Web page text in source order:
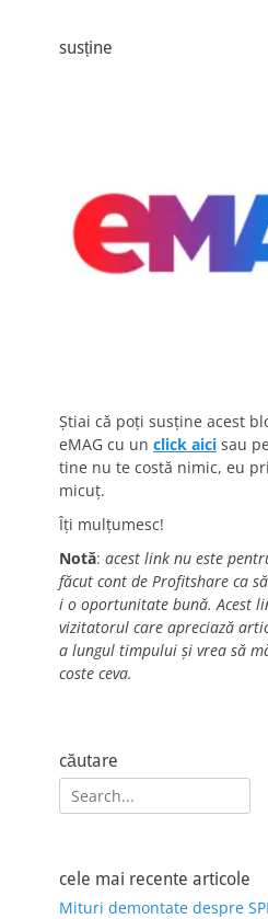
susține
Știai că poți susține acest
eMAG cu un click aici sau
tine nu te costă nimic, eu
micuț.
Îți mulțumesc!
Notă: acest link nu este
făcut cont de Profitshare ca
i o oportunitate bună. Acest
vizitatorul care apreciază
a lungul timpului și vrea să
coste ceva.
căutare
Search
for:
cele mai recente articole
Mituri demontate despre